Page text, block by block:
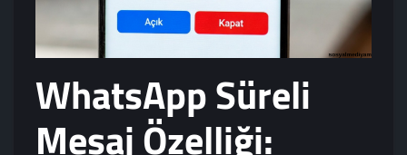
WhatsApp Süreli
Mesaj Özelliği: